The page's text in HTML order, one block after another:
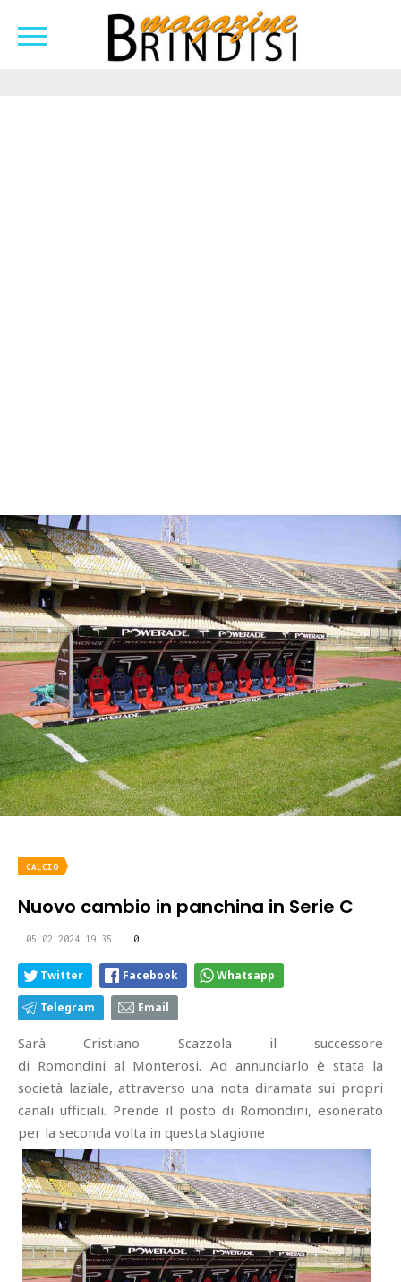
CALCIO
Nuovo cambio in panchina in Serie C
05.02.2024 19:35 0
Twitter Facebook Whatsapp
Telegram Email
Sarà Cristiano Scazzola il successore
di Romondini al Monterosi. Ad annunciarlo è stata la
società laziale, attraverso una nota diramata sui propri
canali ufficiali. Prende il posto di Romondini, esonerato
per la seconda volta in questa stagione